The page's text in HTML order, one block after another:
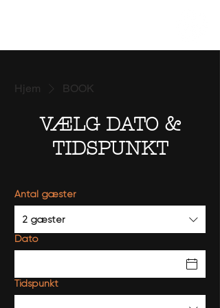
Hjem BOOK
VÆLG DATO &
TIDSPUNKT
Antal gæster
2 gæster
Dato
Tidspunkt